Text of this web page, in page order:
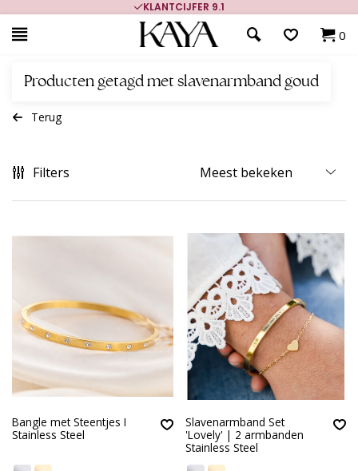
KLANTCIJFER 9.1
0
Producten getagd met slavenarmband goud
Terug
Filters
Bangle met Steentjes I
Stainless Steel
Slavenarmband Set
'Lovely' | 2 armbanden
Stainless Steel